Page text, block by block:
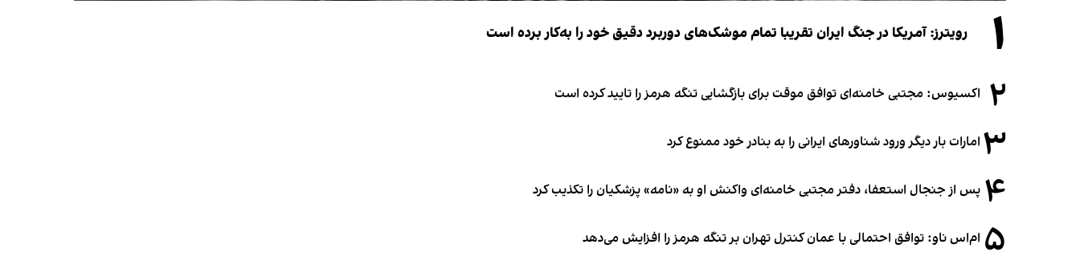
۱ رویترز: آمریکا در جنگ ایران تقریبا تمام موشک‌های دوربرد دقیق خود را به‌کار برده است
۲ اکسیوس: مجتبی خامنه‌ای توافق موقت برای بازگشایی تنگه هرمز را تایید کرده است
۳ امارات بار دیگر ورود شناورهای ایرانی را به بنادر خود ممنوع کرد
۴ پس از جنجال استعفا، دفتر مجتبی خامنه‌ای واکنش او به «نامه» پزشکیان را تکذیب کرد
۵ ام‌اس ناو: توافق احتمالی با عمان کنترل تهران بر تنگه هرمز را افزایش می‌دهد